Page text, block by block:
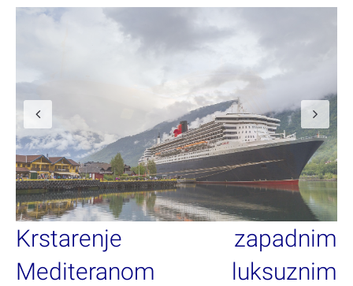
Previous
Krstarenje zapadnim
Mediteranom luksuznim